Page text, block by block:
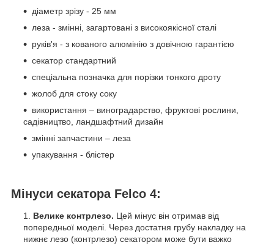
діаметр зрізу - 25 мм
леза - змінні, загартовані з високоякісної сталі
руків'я - з кованого алюмінію з довічною гарантією
секатор стандартний
спеціальна позначка для порізки тонкого дроту
жолоб для стоку соку
використання – виноградарство, фруктові рослини,
садівництво, ландшафтний дизайн
змінні запчастини – леза
упакування - блістер
Мінуси секатора Felco 4:
Велике контрлезо. Цей мінус він отримав від
попередньої моделі. Через достатня грубу накладку на
нижнє лезо (контрлезо) секатором може бути важко